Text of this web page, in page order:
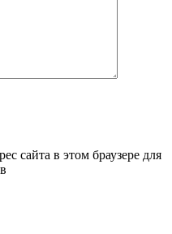
сайта в этом браузере для